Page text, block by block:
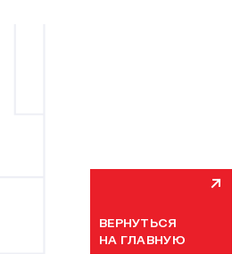
ВЕРНУТЬСЯ
НА ГЛАВНУЮ